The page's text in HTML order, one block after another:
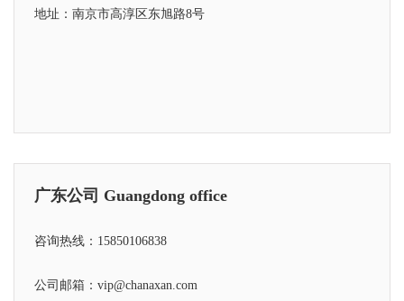
地址：南京市高淳区东旭路8号
广东公司 Guangdong office
咨询热线：15850106838
公司邮箱：vip@chanaxan.com